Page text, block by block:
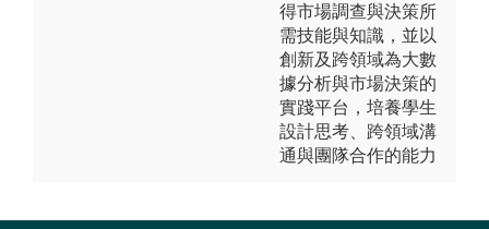
得市場調查與決策所
需技能與知識，並以
創新及跨領域為大數
據分析與市場決策的
實踐平台，培養學生
設計思考、跨領域溝
通與團隊合作的能力